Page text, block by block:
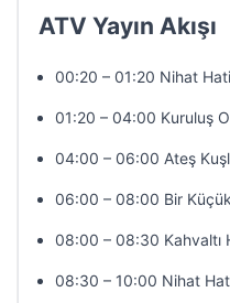
ATV Yayın Akışı
00:20 – 01:20 Nihat
01:20 – 04:00 Kuruluş
04:00 – 06:00 Ateş
06:00 – 08:00 Bir Küçük
08:00 – 08:30 Kahvaltı
08:30 – 10:00 Nihat